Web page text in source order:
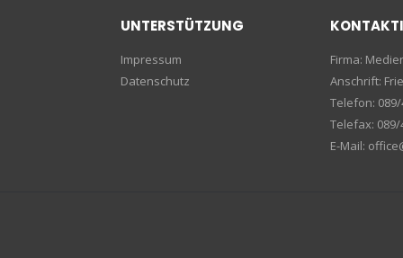
UNTERSTÜTZUNG
Impressum
Datenschutz
Firma:
Anschrift:
Telefon: 089/
Telefax: 089/
E-Mail: